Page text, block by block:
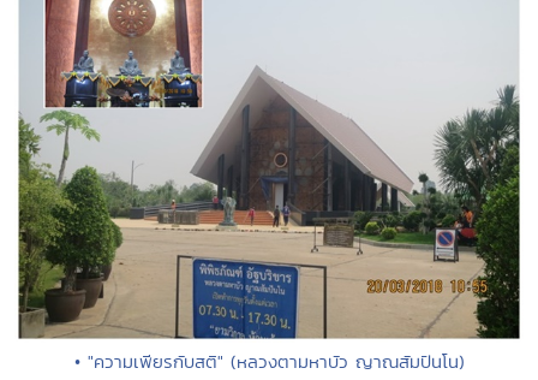
• "ความเพียรกับสติ" (หลวงตามหาบัว ญาณสัมปันโน)